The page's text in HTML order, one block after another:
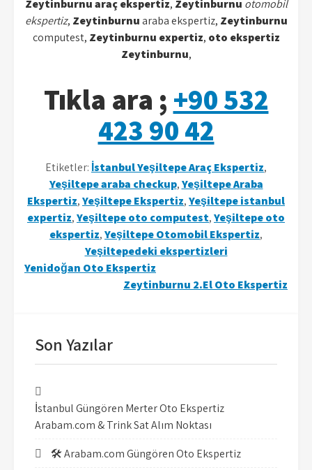
Zeytinburnuaraç ekspertiz, Zeytinburnu otomobil
ekspertiz, Zeytinburnuaraba ekspertiz, Zeytinburnu
computest, Zeytinburnu expertiz, oto ekspertiz
Zeytinburnu,
Tıkla ara ; +90 532
423 90 42
Etiketler: İstanbul Yeşiltepe Araç Ekspertiz,
Yeşiltepe araba checkup,Yeşiltepe Araba
Ekspertiz,Yeşiltepe Ekspertiz,Yeşiltepe istanbul
expertiz,Yeşiltepe oto computest,Yeşiltepe oto
ekspertiz,Yeşiltepe Otomobil Ekspertiz,
Yeşiltepedeki ekspertizleri
Yazı
gezinmesi
Yenidoğan Oto Ekspertiz
Zeytinburnu 2.El Oto Ekspertiz
Son Yazılar
İstanbul Güngören Merter Oto Ekspertiz
Arabam.com & Trink Sat Alım Noktası
🛠️ Arabam.com Güngören Oto Ekspertiz